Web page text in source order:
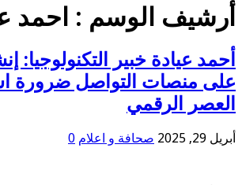
أرشيف الوسم : احمد
أحمد عيادة خبير التكنولوجيا:
على منصات التواصل ضرورة
العصر الرقمي
أبريل 29, 2025 صحافة و اعلام 0